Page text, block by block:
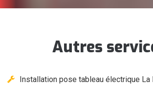
Autres
Installation pose tableau électrique La